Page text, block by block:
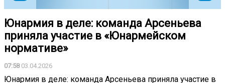
Юнармия в деле: команда Арсеньева
приняла участие в «Юнармейском
нормативе»
07:5803.04.2026
Юнармия в деле: команда Арсеньева приняла участие в